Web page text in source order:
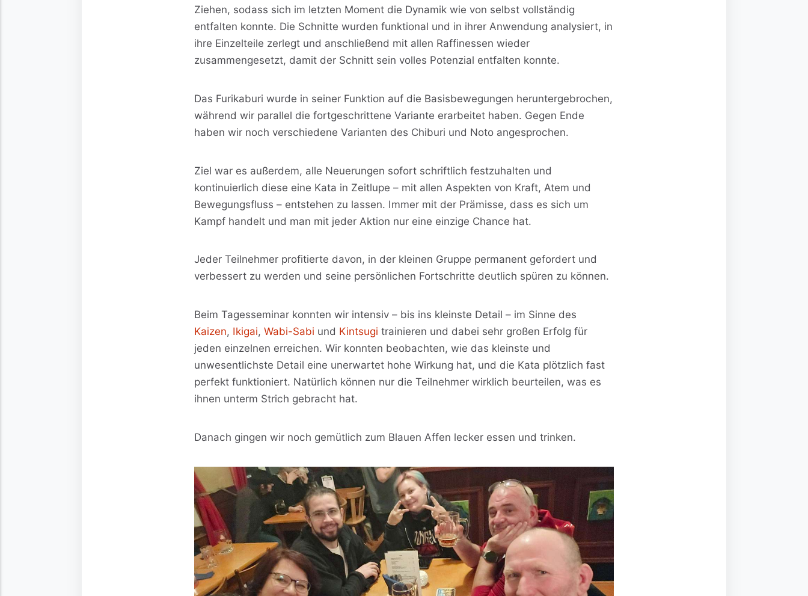
Ziehen, sodass sich im letzten Moment die Dynamik wie von selbst vollständig
entfalten konnte. Die Schnitte wurden funktional und in ihrer Anwendung analysiert, in
ihre Einzelteile zerlegt und anschließend mit allen Raffinessen wieder
zusammengesetzt, damit der Schnitt sein volles Potenzial entfalten konnte.
Das Furikaburi wurde in seiner Funktion auf die Basisbewegungen heruntergebrochen,
während wir parallel die fortgeschrittene Variante erarbeitet haben. Gegen Ende
haben wir noch verschiedene Varianten des Chiburi und Noto angesprochen.
Ziel war es außerdem, alle Neuerungen sofort schriftlich festzuhalten und
kontinuierlich diese eine Kata in Zeitlupe – mit allen Aspekten von Kraft, Atem und
Bewegungsfluss – entstehen zu lassen. Immer mit der Prämisse, dass es sich um
Kampf handelt und man mit jeder Aktion nur eine einzige Chance hat.
Jeder Teilnehmer profitierte davon, in der kleinen Gruppe permanent gefordert und
verbessert zu werden und seine persönlichen Fortschritte deutlich spüren zu können.
Beim Tagesseminar konnten wir intensiv – bis ins kleinste Detail – im Sinne des
Kaizen, Ikigai,Wabi-Sabi und Kintsugi trainieren und dabei sehr großen Erfolg für
jeden einzelnen erreichen. Wir konnten beobachten, wie das kleinste und
unwesentlichste Detail eine unerwartet hohe Wirkung hat, und die Kata plötzlich fast
perfekt funktioniert. Natürlich können nur die Teilnehmer wirklich beurteilen, was es
ihnen unterm Strich gebracht hat.
Danach gingen wir noch gemütlich zum Blauen Affen lecker essen und trinken.